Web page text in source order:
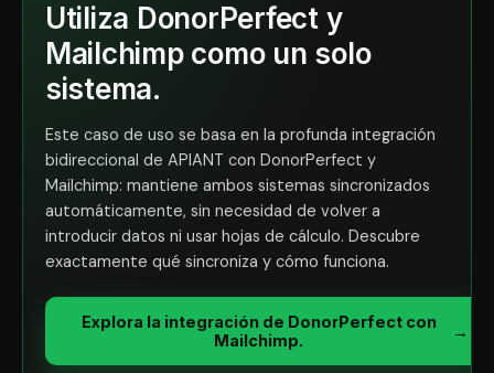
Utiliza DonorPerfect y
Mailchimp como un solo
sistema.
Este caso de uso se basa en la profunda integración
bidireccional de APIANT con DonorPerfect y
Mailchimp: mantiene ambos sistemas sincronizados
automáticamente, sin necesidad de volver a
introducir datos ni usar hojas de cálculo. Descubre
exactamente qué sincroniza y cómo funciona.
Explora la integración de DonorPerfect con
Mailchimp.
→